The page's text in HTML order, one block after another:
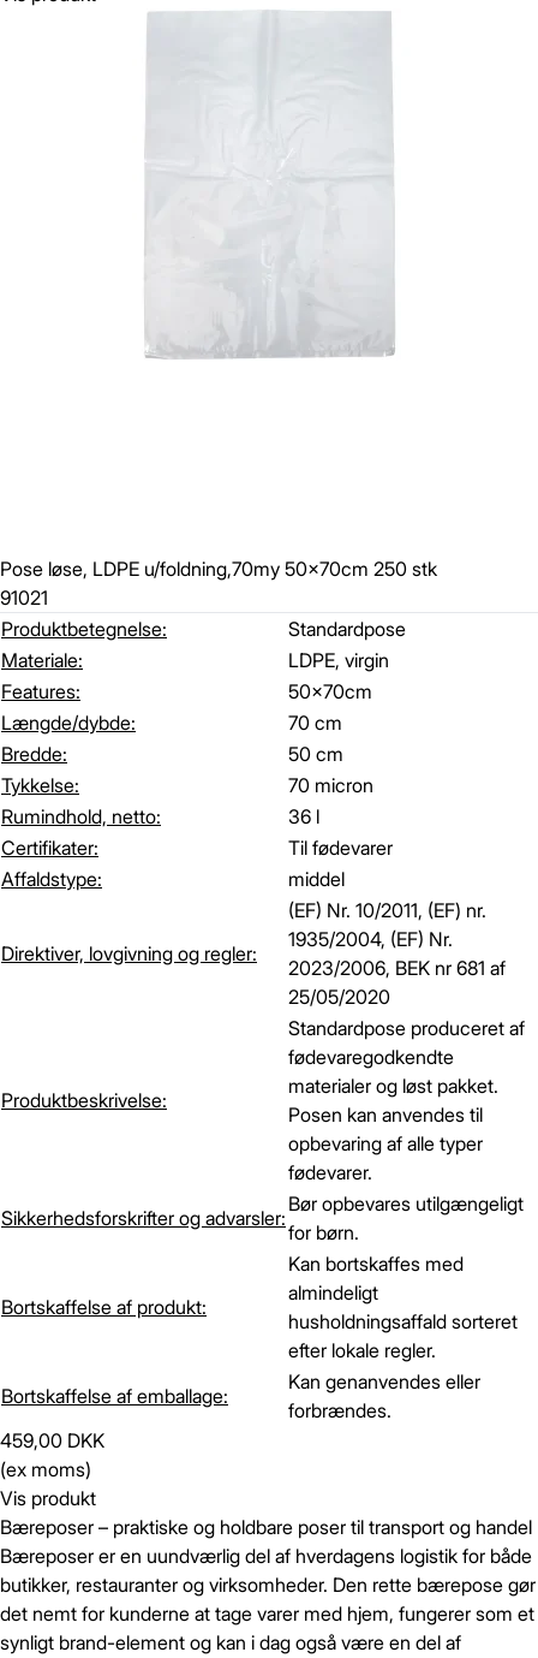
Pose løse, LDPE u/foldning,70my 50x70cm 250 stk
91021
Produktbetegnelse:
Standardpose
Materiale:
LDPE, virgin
Features:
50x70cm
Længde/dybde:
70 cm
Bredde:
50 cm
Tykkelse:
70 micron
Rumindhold, netto:
36 l
Certifikater:
Til fødevarer
Affaldstype:
middel
Direktiver, lovgivning og regler:
(EF) Nr. 10/2011, (EF) nr.
1935/2004, (EF) Nr.
2023/2006, BEK nr 681 af
25/05/2020
Produktbeskrivelse:
Standardpose produceret af
fødevaregodkendte
materialer og løst pakket.
Posen kan anvendes til
opbevaring af alle typer
fødevarer.
Sikkerhedsforskrifter og advarsler:
Bør opbevares utilgængeligt
for børn.
Bortskaffelse af produkt:
Kan bortskaffes med
almindeligt
husholdningsaffald sorteret
efter lokale regler.
Bortskaffelse af emballage:
Kan genanvendes eller
forbrændes.
459,00 DKK
(ex moms)
Vis produkt
Bæreposer – praktiske og holdbare poser til transport og handel
Bæreposer er en uundværlig del af hverdagens logistik for både
butikker, restauranter og virksomheder. Den rette bærepose gør
det nemt for kunderne at tage varer med hjem, fungerer som et
synligt brand-element og kan i dag også være en del af